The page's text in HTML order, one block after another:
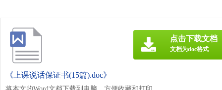
《上课说话保证书(15篇).doc》
点击下载文档
文档为doc格式